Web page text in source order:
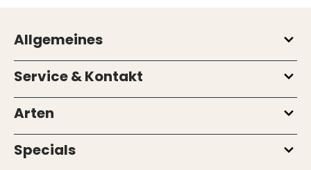
Allgemeines
Service & Kontakt
Arten
Specials